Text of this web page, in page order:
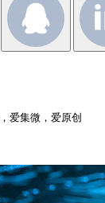
爱集微，爱原创